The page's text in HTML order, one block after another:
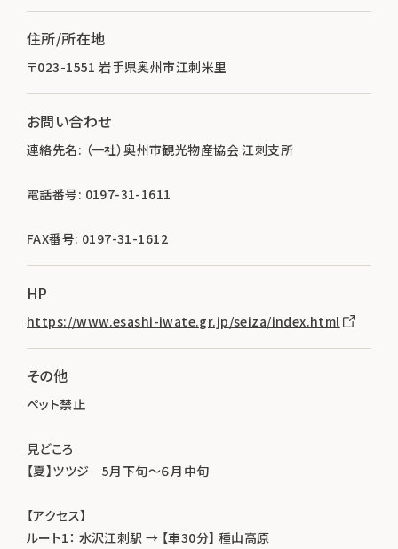
住所/所在地
〒023-1551 岩手県奥州市江刺米里
お問い合わせ
連絡先名: （一社）奥州市観光物産協会 江刺支所
電話番号: 0197-31-1611
FAX番号: 0197-31-1612
HP
https://www.esashi-iwate.gr.jp/seiza/index.html
その他
ペット禁止
見どころ
【夏】ツツジ 5月下旬～６月中旬
【アクセス】
ルート1： 水沢江刺駅 → 【車30分】 種山高原